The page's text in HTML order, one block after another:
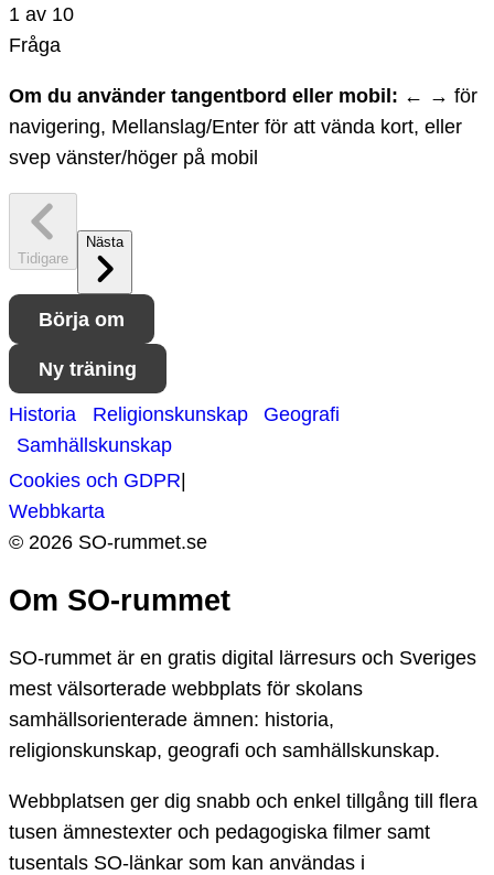
1 av 10
Fråga
Om du använder tangentbord eller mobil: ← → för
navigering, Mellanslag/Enter för att vända kort, eller
svep vänster/höger på mobil
Tidigare
Nästa
Börja om
Ny träning
Historia Religionskunskap
Geografi
Samhällskunskap
Cookies och GDPR
Webbkarta
© 2026 SO-rummet.se
Om SO-rummet
SO-rummet är en gratis digital lärresurs och Sveriges
mest välsorterade webbplats för skolans
samhällsorienterade ämnen: historia,
religionskunskap, geografi och samhällskunskap.
Webbplatsen ger dig snabb och enkel tillgång till flera
tusen ämnestexter och pedagogiska filmer samt
tusentals SO-länkar som kan användas i